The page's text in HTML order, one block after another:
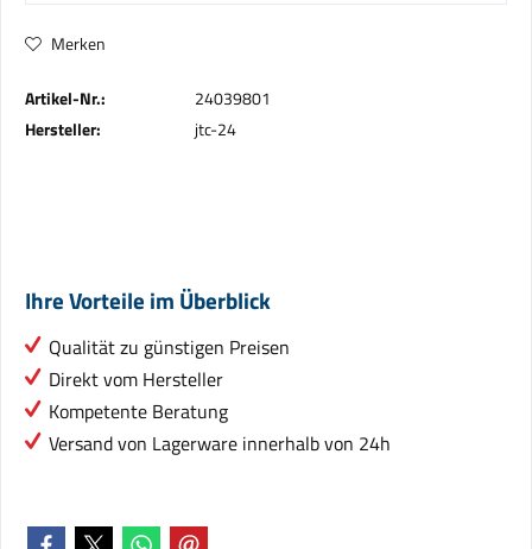
Merken
Artikel-Nr.:
24039801
Hersteller:
jtc-24
Ihre Vorteile im Überblick
Qualität zu günstigen Preisen
Direkt vom Hersteller
Kompetente Beratung
Versand von Lagerware innerhalb von 24h